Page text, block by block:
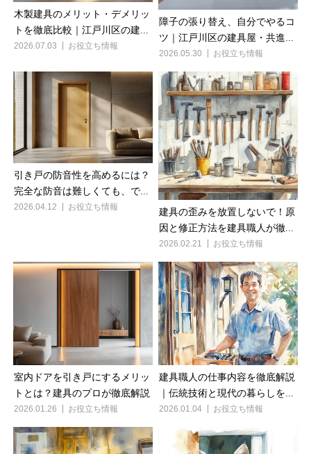
木製建具のメリット・デメリッ
トを徹底比較｜江戸川区の建...
2026.07.03 お役立ち情報
障子の張り替え、自分でやるコ
ツ｜江戸川区の建具屋・共進...
2026.05.30 お役立ち情報
引き戸の防音性を高めるには？
完全な防音は難しくても、で...
2026.04.12 お役立ち情報
建具の歪みを放置しないで！原
因と修正方法を建具職人が徹...
2026.02.21 お役立ち情報
室内ドアを引き戸にするメリッ
トとは？建具のプロが徹底解説
2026.01.26 お役立ち情報
建具職人の仕事内容を徹底解説
｜伝統技術と現代の暮らしを...
2026.01.04 お役立ち情報